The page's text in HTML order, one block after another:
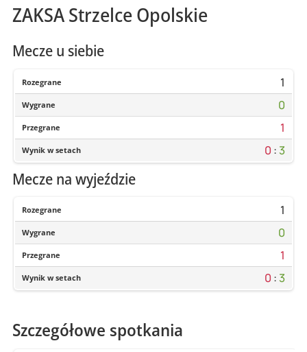
ZAKSA Strzelce Opolskie
Mecze u siebie
Rozegrane 1
Wygrane 0
Przegrane 1
Wynik w setach 0 : 3
Mecze na wyjeździe
Rozegrane 1
Wygrane 0
Przegrane 1
Wynik w setach 0 : 3
Szczegółowe spotkania